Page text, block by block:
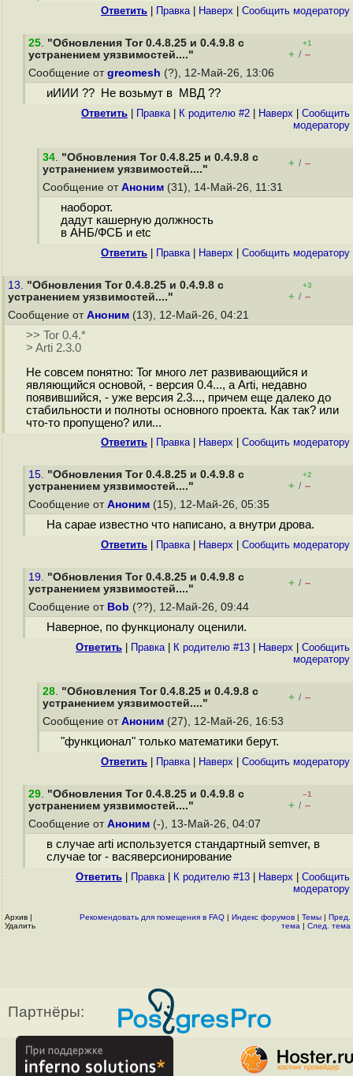
Ответить Правка| Наверх Cообщить модератору
25. "Обновления Tor 0.4.8.25 и 0.4.9.8 с
устранением уязвимостей...."
+1
+ / –
Сообщение от greomesh (?), 12-Май-26, 13:06
иИИИ ?? Не возьмут в МВД ??
Ответить Правка| К родителю #2 Наверх
Cообщить
модератору
34. "Обновления Tor 0.4.8.25 и 0.4.9.8 с
устранением уязвимостей...."
+ / –
Сообщение от Аноним (31), 14-Май-26, 11:31
наоборот.
дадут кашерную должность
в АНБ/ФСБ и etc
Ответить Правка| Наверх Cообщить модератору
13. "Обновления Tor 0.4.8.25 и 0.4.9.8 с
устранением уязвимостей...."
+3
+ / –
Сообщение от Аноним (13), 12-Май-26, 04:21
>> Tor 0.4.*
> Arti 2.3.0
Не совсем понятно: Tor много лет развивающийся и
являющийся основой, - версия 0.4..., а Arti, недавно
появившийся, - уже версия 2.3..., причем еще далеко до
стабильности и полноты основного проекта. Как так? или
что-то пропущено? или...
Ответить Правка| Наверх Cообщить модератору
15. "Обновления Tor 0.4.8.25 и 0.4.9.8 с
устранением уязвимостей...."
+2
+ / –
Сообщение от Аноним (15), 12-Май-26, 05:35
На сарае известно что написано, а внутри дрова.
Ответить Правка| Наверх Cообщить модератору
19. "Обновления Tor 0.4.8.25 и 0.4.9.8 с
устранением уязвимостей...."
+ / –
Сообщение от Bob (??), 12-Май-26, 09:44
Наверное, по функционалу оценили.
Ответить Правка| К родителю #13 Наверх
Cообщить
модератору
28. "Обновления Tor 0.4.8.25 и 0.4.9.8 с
устранением уязвимостей...."
+ / –
Сообщение от Аноним (27), 12-Май-26, 16:53
"функционал" только математики берут.
Ответить Правка| Наверх Cообщить модератору
29. "Обновления Tor 0.4.8.25 и 0.4.9.8 с
устранением уязвимостей...."
–1
+ / –
Сообщение от Аноним (-), 13-Май-26, 04:07
в случае arti используется стандартный semver, в
случае tor - васяверсионирование
Ответить Правка| К родителю #13 Наверх
Cообщить
модератору
Архив |
Удалить
Рекомендовать для помещения в FAQ | Индекс форумов | Темы | Пред.
тема | След. тема
Партнёры: